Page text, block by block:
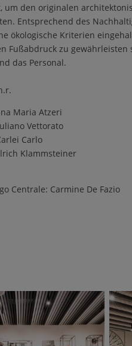
um den originalen
Entsprechend des
ökologische Kriterien
Fußabdruck zu
das Personal.
Maria Atzeri
Vettorato
Carlo
Klammsteiner
Centrale: Carmine De Fazio